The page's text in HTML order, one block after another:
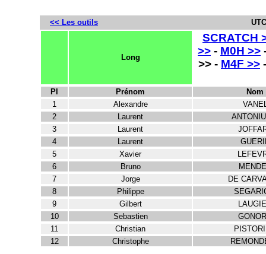
<< Les outils
Long
SCRATCH
>> - M0H >>
>> - M4F >>
Pl Prénom
Nom
1
Alexandre
2
Laurent
3
Laurent
4
Laurent
5
Xavier
6
Bruno
7
Jorge
DE
8
Philippe
9
Gilbert
10
Sebastien
11
Christian
12
Christophe